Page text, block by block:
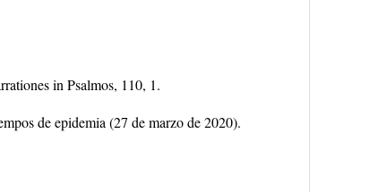
in Psalmos, 110, 1.
de epidemia (27 de marzo de 2020).